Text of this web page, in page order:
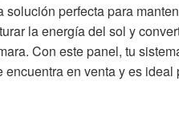
perfecta para
la energía del sol y
Con este panel, tu
en venta y es